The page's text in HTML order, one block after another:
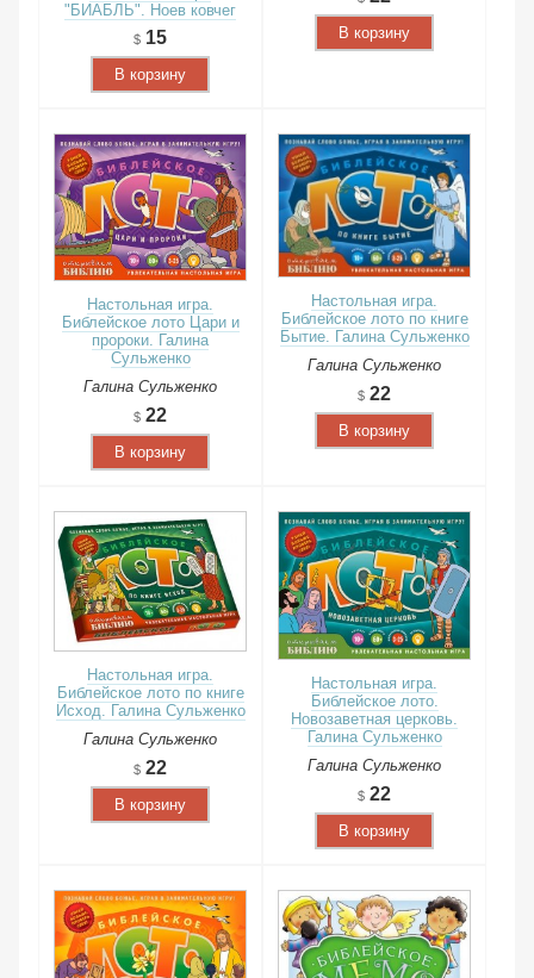
"БИАБЛЬ". Ноев ковчег
15
В корзину
В корзину
Настольная игра.
Библейское лото Цари и
пророки. Галина
Сульженко
Галина Сульженко
22
В корзину
Настольная игра.
Библейское лото по книге
Бытие. Галина Сульженко
Галина Сульженко
22
В корзину
Настольная игра.
Библейское лото по книге
Исход. Галина Сульженко
Галина Сульженко
22
В корзину
Настольная игра.
Библейское лото.
Новозаветная церковь.
Галина Сульженко
Галина Сульженко
22
В корзину